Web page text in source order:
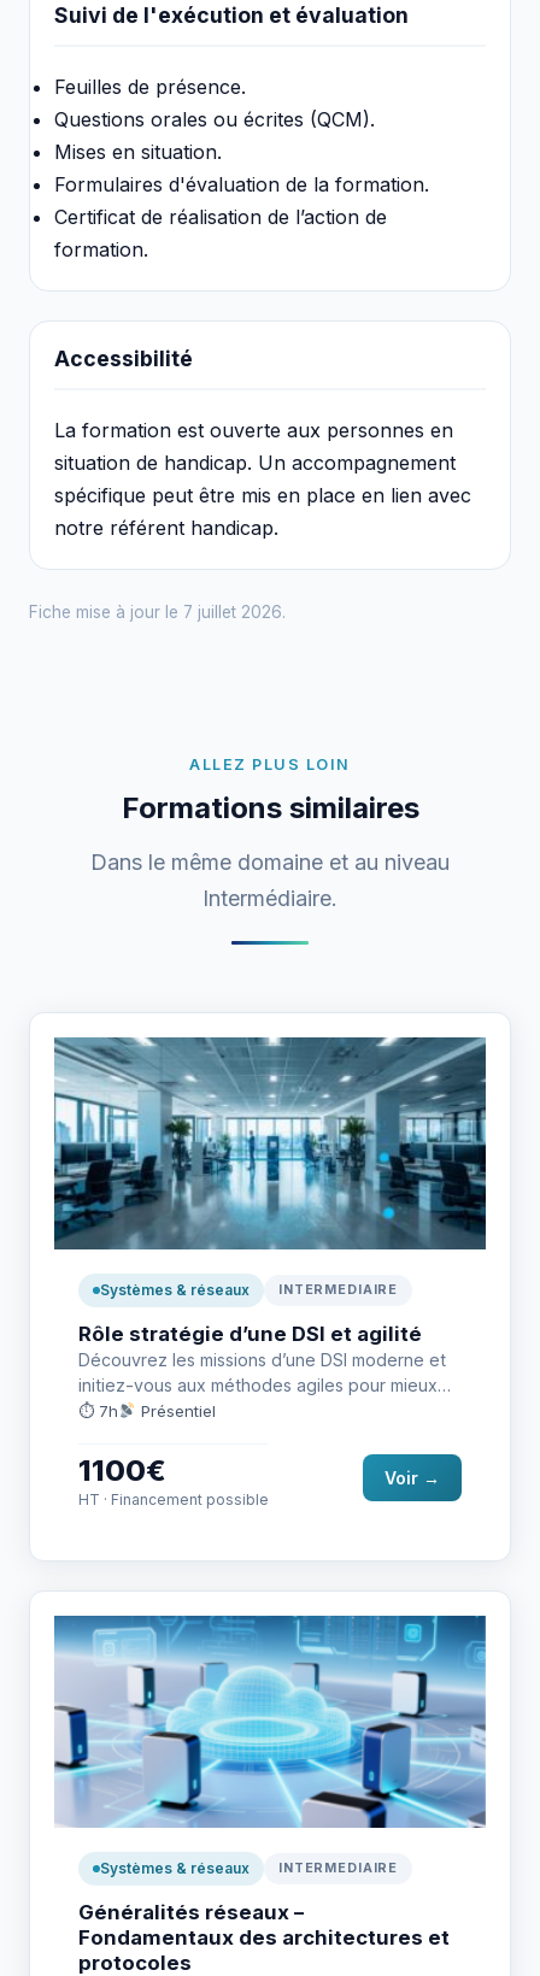
Suivi de l'exécution et évaluation
Feuilles de présence.
Questions orales ou écrites (QCM).
Mises en situation.
Formulaires d'évaluation de la formation.
Certificat de réalisation de l’action de
formation.
Accessibilité
La formation est ouverte aux personnes en
situation de handicap. Un accompagnement
spécifique peut être mis en place en lien avec
notre référent handicap.
Fiche mise à jour le 7 juillet 2026.
ALLEZ PLUS LOIN
Formations similaires
Dans le même domaine et au niveau
Intermédiaire.
Systèmes & réseaux INTERMEDIAIRE
Rôle stratégie d’une DSI et agilité
Découvrez les missions d’une DSI moderne et
initiez-vous aux méthodes agiles pour mieux
collaborer dans les projets numériques…
⏱ 7h Présentiel
1100€
HT · Financement possible
Voir →
Systèmes & réseaux INTERMEDIAIRE
Généralités réseaux –
Fondamentaux des architectures et
protocoles